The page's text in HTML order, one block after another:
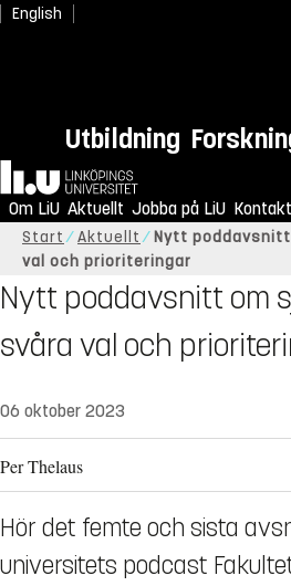
English
Utbildning
Hem
Om LiU Aktuellt Jobba på LiU Kontakt
Start Aktuellt
Nytt
val och prioriteringar
Nytt poddavsnitt om
svåra val och
06 oktober 2023
Per Thelaus
Hör det femte och sista
universitets podcast